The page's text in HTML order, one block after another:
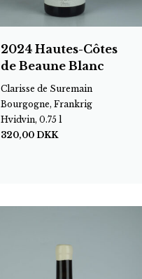
2024 Hautes-Côtes
de Beaune Blanc
Clarisse de Suremain
Bourgogne, Frankrig
Hvidvin, 0.75 l
320,00 DKK